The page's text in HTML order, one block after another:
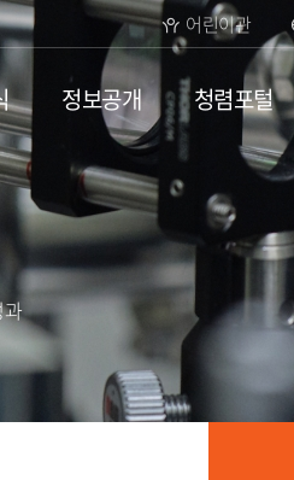
어린이관
정보공개 청렴포털